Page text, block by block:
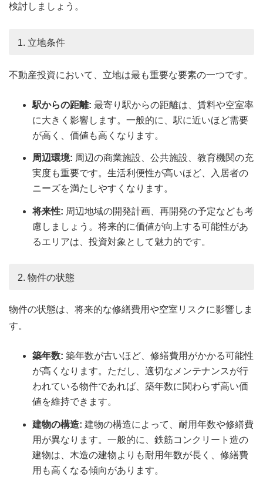
検討しましょう。
1. 立地条件
不動産投資において、立地は最も重要な要素の一つです。
駅からの距離: 最寄り駅からの距離は、賃料や空室率
に大きく影響します。一般的に、駅に近いほど需要
が高く、価値も高くなります。
周辺環境: 周辺の商業施設、公共施設、教育機関の充
実度も重要です。生活利便性が高いほど、入居者の
ニーズを満たしやすくなります。
将来性: 周辺地域の開発計画、再開発の予定なども考
慮しましょう。将来的に価値が向上する可能性があ
るエリアは、投資対象として魅力的です。
2. 物件の状態
物件の状態は、将来的な修繕費用や空室リスクに影響しま
す。
築年数: 築年数が古いほど、修繕費用がかかる可能性
が高くなります。ただし、適切なメンテナンスが行
われている物件であれば、築年数に関わらず高い価
値を維持できます。
建物の構造: 建物の構造によって、耐用年数や修繕費
用が異なります。一般的に、鉄筋コンクリート造の
建物は、木造の建物よりも耐用年数が長く、修繕費
用も高くなる傾向があります。